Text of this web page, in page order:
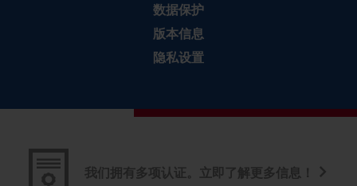
数据保护
版本信息
隐私设置
我们拥有多项认证。立即了解更多信息！